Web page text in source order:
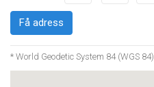
Få adress
* World Geodetic System 84 (WGS 84)